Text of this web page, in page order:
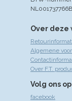
Over deze
Algemene
Over F.T.
Volg ons
facebook